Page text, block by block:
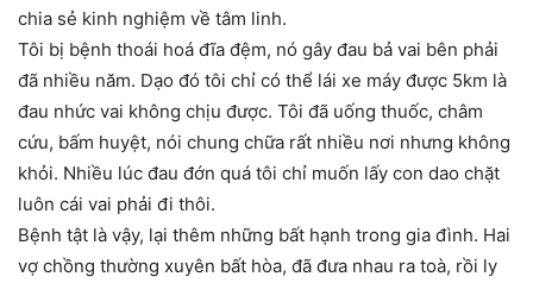
chia sẻ kinh nghiệm về tâm linh.
Tôi bị bệnh thoái hoá đĩa đệm, nó gây đau bả vai bên phải
đã nhiều năm. Dạo đó tôi chỉ có thể lái xe máy được 5km là
đau nhức vai không chịu được. Tôi đã uống thuốc, châm
cứu, bấm huyệt, nói chung chữa rất nhiều nơi nhưng không
khỏi. Nhiều lúc đau đớn quá tôi chỉ muốn lấy con dao chặt
luôn cái vai phải đi thôi.
Bệnh tật là vậy, lại thêm những bất hạnh trong gia đình. Hai
vợ chồng thường xuyên bất hòa, đã đưa nhau ra toà, rồi ly